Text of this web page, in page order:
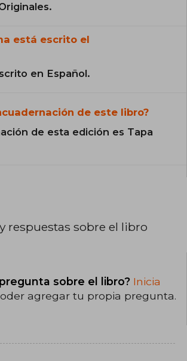
está escrito el
en Español.
de este libro?
de esta edición es Tapa
respuestas sobre el libro
sobre el libro? Inicia
agregar tu propia pregunta.